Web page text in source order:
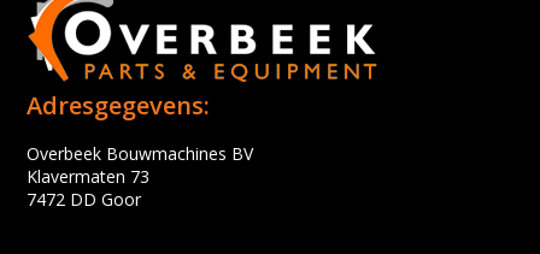
Adresgegevens:
Overbeek Bouwmachines BV
Klavermaten 73
7472 DD Goor